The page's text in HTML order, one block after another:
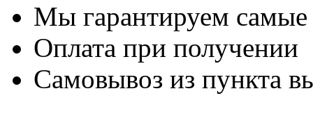
Мы гарантируем
Оплата при получении
Самовывоз из пункта